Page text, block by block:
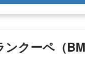
クーペ（